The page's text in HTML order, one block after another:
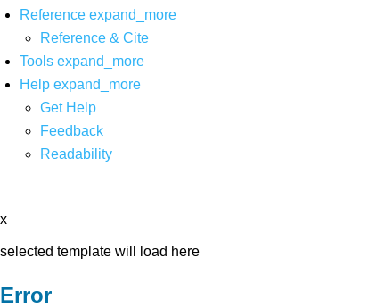
Reference expand_more
Reference & Cite
Tools expand_more
Help expand_more
Get Help
Feedback
Readability
x
selected template will load here
Error